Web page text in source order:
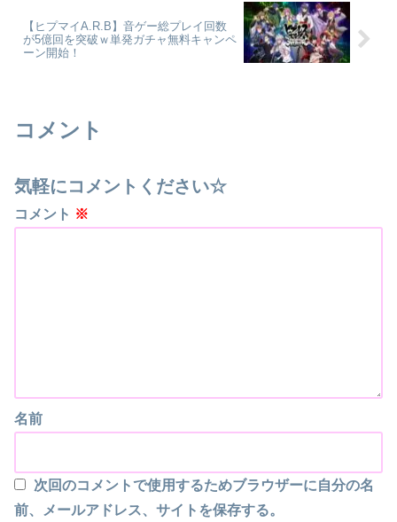
【ヒプマイA.R.B】音ゲー総プレイ回数
が5億回を突破ｗ単発ガチャ無料キャンペ
ーン開始！
コメント
気軽にコメントください☆
コメント ※
名前
次回のコメントで使用するためブラウザーに自分の名
前、メールアドレス、サイトを保存する。